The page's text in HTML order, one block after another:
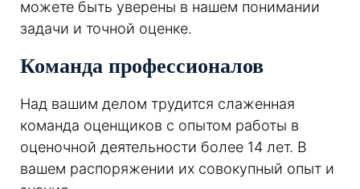
можете быть уверены в нашем понимании
задачи и точной оценке.
Команда профессионалов
Над вашим делом трудится слаженная
команда оценщиков с опытом работы в
оценочной деятельности более 14 лет. В
вашем распоряжении их совокупный опыт и